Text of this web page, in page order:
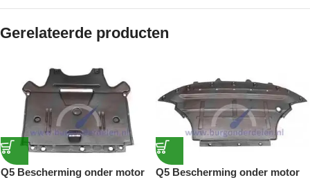
Gerelateerde producten
Q5 Bescherming onder motor
Q5 Bescherming onder motor